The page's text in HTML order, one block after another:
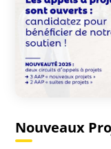
Nouveaux